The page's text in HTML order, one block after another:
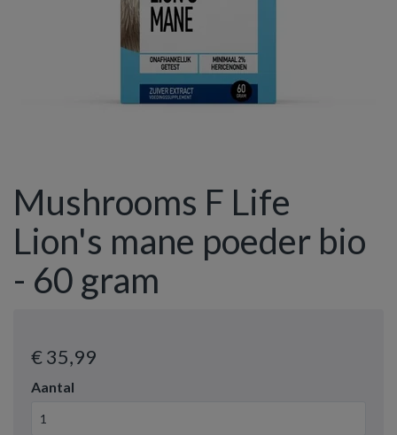
Mushrooms F Life
Lion's mane poeder bio
- 60 gram
€ 35,99
Aantal